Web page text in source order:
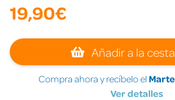
19,90€
Añadir a la cesta
Compra ahora y recíbelo el
Ver detalles